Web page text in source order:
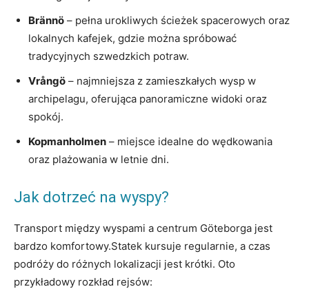
Brännö – pełna urokliwych ścieżek spacerowych oraz
lokalnych kafejek, gdzie można spróbować
tradycyjnych szwedzkich potraw.
Vrångö – najmniejsza z zamieszkałych wysp w
archipelagu, oferująca panoramiczne widoki oraz
spokój.
Kopmanholmen – miejsce idealne do wędkowania
oraz plażowania w letnie dni.
Jak dotrzeć na wyspy?
Transport między wyspami a centrum Göteborga jest
bardzo komfortowy.Statek kursuje regularnie, a czas
podróży do różnych lokalizacji jest krótki. Oto
przykładowy rozkład rejsów: